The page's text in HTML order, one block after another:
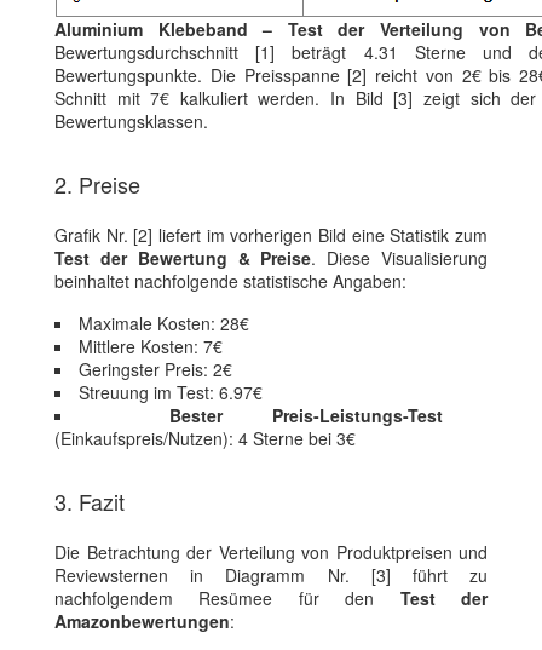
Aluminium Klebeband – Test der Verteilung von
Bewertungsdurchschnitt [1] beträgt 4.31 Sterne
Bewertungspunkte. Die Preisspanne [2] reicht von 2€ bis
Schnitt mit 7€ kalkuliert werden. In Bild [3] zeigt sich der
Bewertungsklassen.
2. Preise
Grafik Nr. [2] liefert im vorherigen Bild eine Statistik zum
Test der Bewertung & Preise. Diese Visualisierung
beinhaltet nachfolgende statistische Angaben:
Maximale Kosten: 28€
Mittlere Kosten: 7€
Geringster Preis: 2€
Streuung im Test: 6.97€
Bester Preis-Leistungs-Test
(Einkaufspreis/Nutzen): 4 Sterne bei 3€
3. Fazit
Die Betrachtung der Verteilung von Produktpreisen und
Reviewsternen in Diagramm Nr. [3] führt zu
nachfolgendem Resümee für den Test der
Amazonbewertungen: